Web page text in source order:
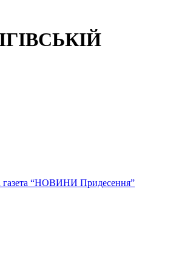
газета “НОВИНИ Придесення”